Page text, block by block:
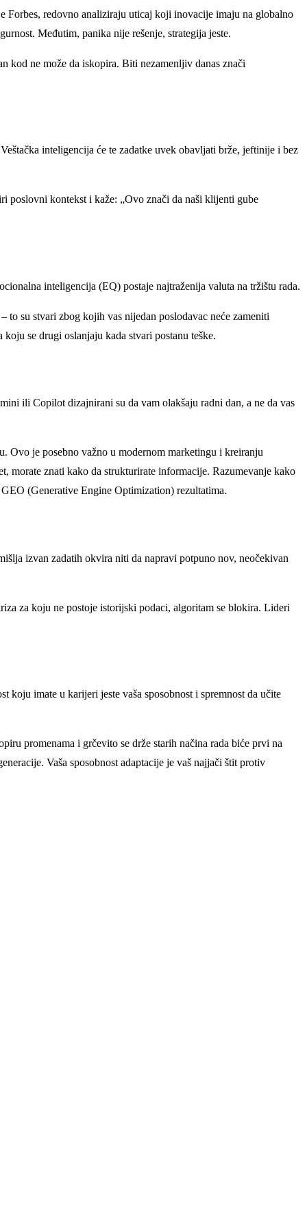
Forbes, redovno analiziraju uticaj koji inovacije imaju na globalno
Međutim, panika nije rešenje, strategija jeste.
kod ne može da iskopira. Biti nezamenljiv danas znači
inteligencija će te zadatke uvek obavljati brže, jeftinije i bez
poslovni kontekst i kaže: „Ovo znači da naši klijenti gube
inteligencija (EQ) postaje najtraženija valuta na tržištu rada.
to su stvari zbog kojih vas nijedan poslodavac neće zameniti
se drugi oslanjaju kada stvari postanu teške.
ili Copilot dizajnirani su da vam olakšaju radni dan, a ne da vas
Ovo je posebno važno u modernom marketingu i kreiranju
morate znati kako da strukturirate informacije. Razumevanje kako
(Generative Engine Optimization) rezultatima.
izvan zadatih okvira niti da napravi potpuno nov, neočekivan
za koju ne postoje istorijski podaci, algoritam se blokira. Lideri
koju imate u karijeri jeste vaša sposobnost i spremnost da učite
promenama i grčevito se drže starih načina rada biće prvi na
Vaša sposobnost adaptacije je vaš najjači štit protiv